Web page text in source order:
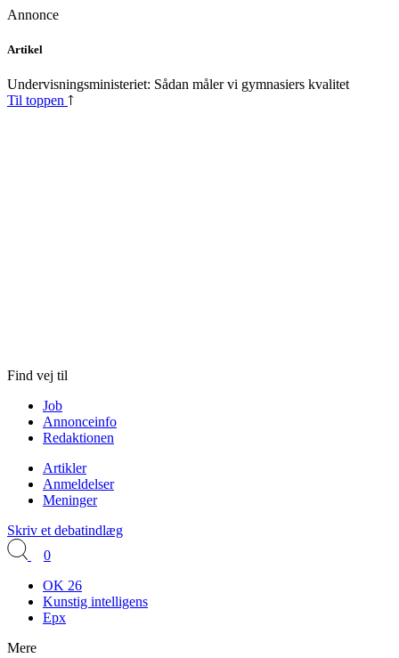
Annonce
Skip
content
Artikel
Undervisningsministeriet: Sådan måler vi gymnasiers kvalitet
Til toppen
Find vej til
Job
Annonceinfo
Redaktionen
Artikler
Anmeldelser
Meninger
Skriv et debatindlæg
0
OK 26
Kunstig intelligens
Epx
Mere